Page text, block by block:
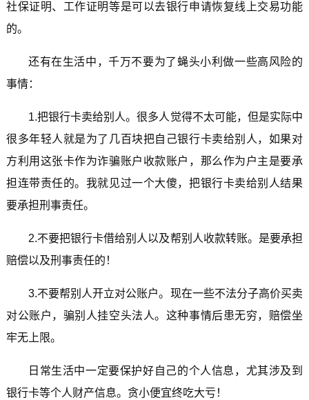
社保证明、工作证明等是可以去银行申请恢复线上交易功能
的。
还有在生活中，千万不要为了蝇头小利做一些高风险的
事情：
1.把银行卡卖给别人。很多人觉得不太可能，但是实际中
很多年轻人就是为了几百块把自己银行卡卖给别人，如果对
方利用这张卡作为诈骗账户收款账户，那么作为户主是要承
担连带责任的。我就见过一个大傻，把银行卡卖给别人结果
要承担刑事责任。
2.不要把银行卡借给别人以及帮别人收款转账。是要承担
赔偿以及刑事责任的！
3.不要帮别人开立对公账户。现在一些不法分子高价买卖
对公账户，骗别人挂空头法人。这种事情后患无穷，赔偿坐
牢无上限。
日常生活中一定要保护好自己的个人信息，尤其涉及到
银行卡等个人财产信息。贪小便宜终吃大亏！